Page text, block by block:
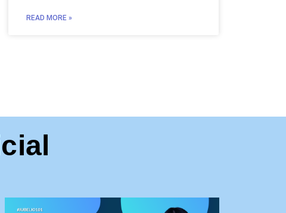
READ MORE »